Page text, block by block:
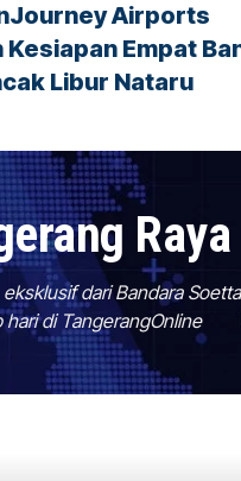
Airports
Empat
Libur Nataru
Raya
dari Bandara
di TangerangOnline